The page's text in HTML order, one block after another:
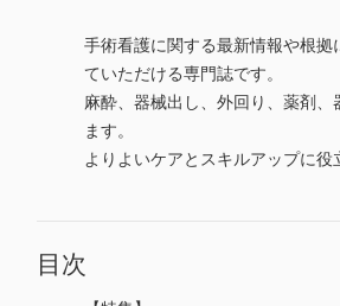
手術看護に関する最新情報や根
ていただける専門誌です。
麻酔、器械出し、外回り、薬剤
ます。
よりよいケアとスキルアップに
目次